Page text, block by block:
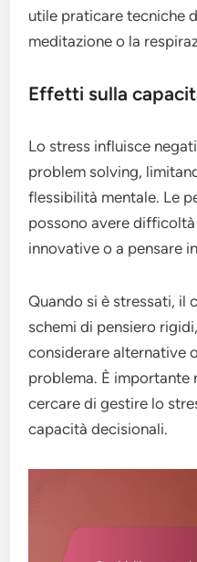
utile praticare tecniche
meditazione o la
Effetti sulla
Lo stress influisce
problem solving,
flessibilità mentale. Le
possono avere
innovative o a pensare
Quando si è stressati, il
schemi di pensiero
considerare alternative
problema. È
cercare di gestire lo
capacità decisionali.